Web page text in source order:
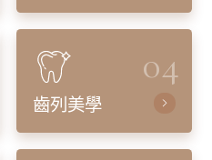
04
齒列美學